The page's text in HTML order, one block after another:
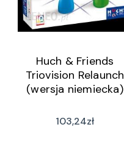
Huch & Friends
Triovision Relaunch
(wersja niemiecka)
103,24zł